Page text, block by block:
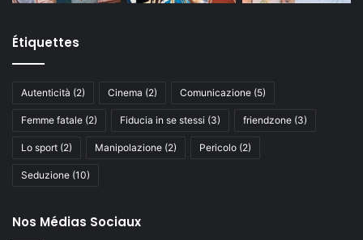
Étiquettes
Autenticità (2) Cinema (2) Comunicazione (5)
Femme fatale (2) Fiducia in se stessi (3) friendzone (3)
Lo sport (2) Manipolazione (2) Pericolo (2)
Seduzione (10)
Nos Médias Sociaux